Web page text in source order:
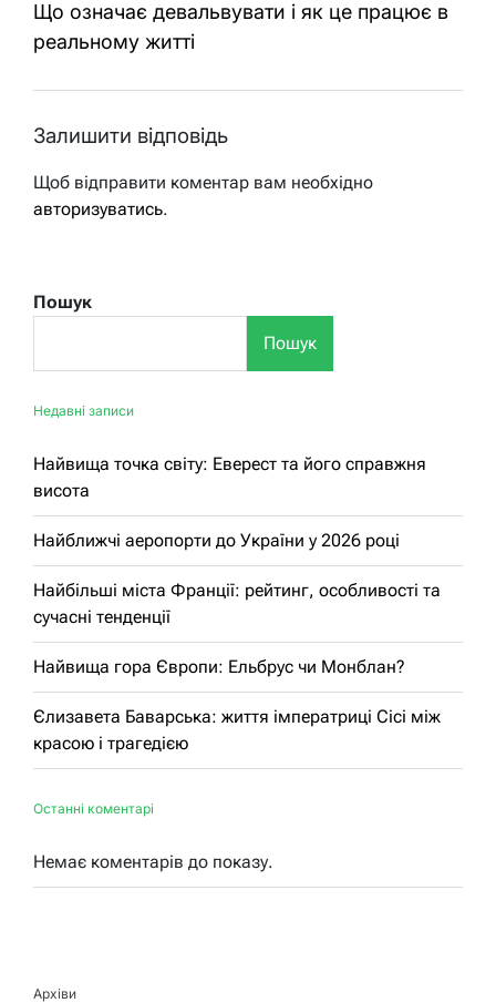
Що означає девальвувати і як це працює в
реальному житті
Залишити відповідь
Щоб відправити коментар вам необхідно
авторизуватись.
Пошук
Пошук
Недавні записи
Найвища точка світу: Еверест та його справжня
висота
Найближчі аеропорти до України у 2026 році
Найбільші міста Франції: рейтинг, особливості та
сучасні тенденції
Найвища гора Європи: Ельбрус чи Монблан?
Єлизавета Баварська: життя імператриці Сісі між
красою і трагедією
Останні коментарі
Немає коментарів до показу.
Архіви